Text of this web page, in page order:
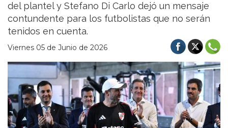
del plantel y Stefano Di Carlo dejó un mensaje
contundente para los futbolistas que no serán
tenidos en cuenta.
Viernes 05 de Junio de 2026